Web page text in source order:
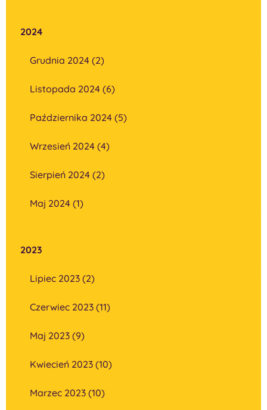
2024
Grudnia 2024 (2)
Listopada 2024 (6)
Października 2024 (5)
Wrzesień 2024 (4)
Sierpień 2024 (2)
Maj 2024 (1)
2023
Lipiec 2023 (2)
Czerwiec 2023 (11)
Maj 2023 (9)
Kwiecień 2023 (10)
Marzec 2023 (10)